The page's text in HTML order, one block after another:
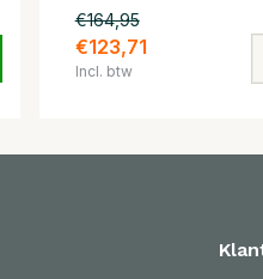
€164,95
€123,71
Incl. btw